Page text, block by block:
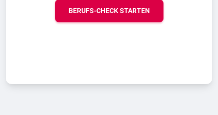
BERUFS-CHECK STARTEN